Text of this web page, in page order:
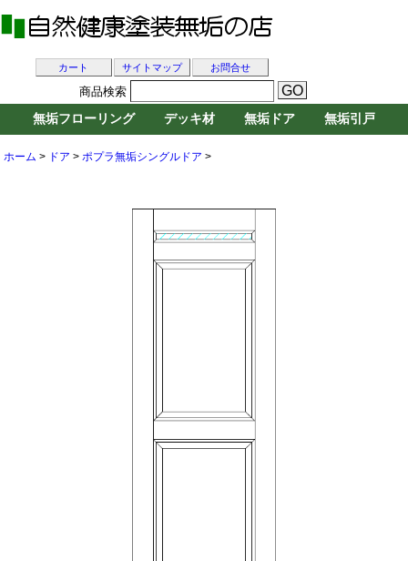
ホーム > ドア > ポプラ無垢シングルドア >
カート サイトマップ お問合せ
商品検索
無垢フローリング デッキ材 無垢ドア 無垢引戸